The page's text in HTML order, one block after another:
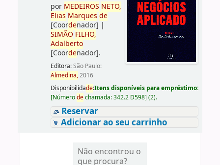
por MEDEIROS NETO,
Elias Marques de
[Coordenador] |
SIMÃO FILHO,
Adalberto
[Coordenador].
Editora:São Paulo:
Almedina,2016
Disponibilidade:Itens disponíveis para empréstimo:
[Númerodechamada:342.2 D598] (2).
Reservar
Adicionar ao seu carrinho
Não encontrou o
que procura?